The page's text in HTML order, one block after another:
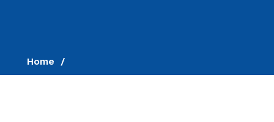
Home